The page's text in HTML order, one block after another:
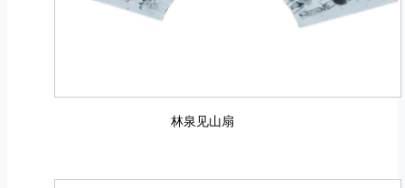
林泉见山扇